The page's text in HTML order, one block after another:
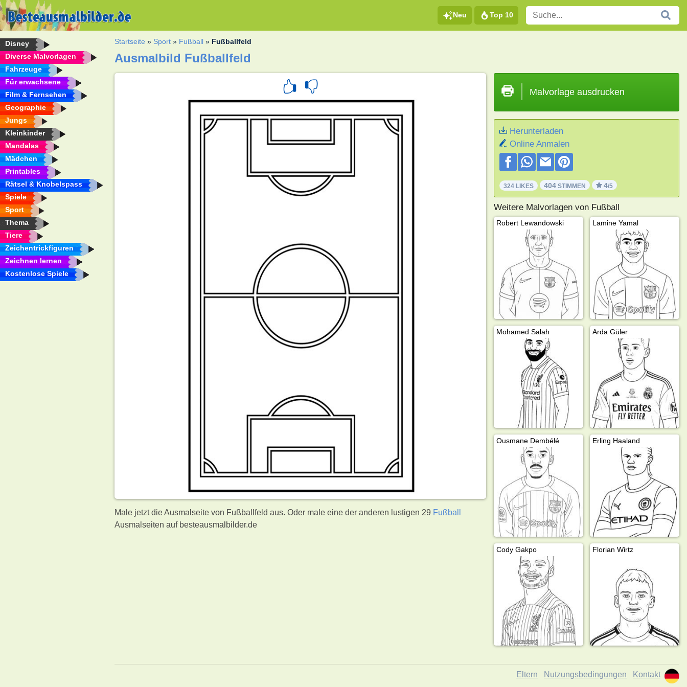
Neu Top 10
Disney
Diverse Malvorlagen
Fahrzeuge
Für erwachsene
Film & Fernsehen
Geographie
Jungs
Kleinkinder
Mandalas
Mädchen
Printables
Rätsel & Knobelspass
Spiele
Sport
Thema
Tiere
Zeichentrickfiguren
Zeichnen lernen
Kostenlose Spiele
Startseite » Sport » Fußball » Fußballfeld
Ausmalbild Fußballfeld
Male jetzt die Ausmalseite von Fußballfeld aus. Oder male eine der anderen lustigen 29 Fußball
Ausmalseiten auf besteausmalbilder.de
Malvorlage ausdrucken
Herunterladen
Online Anmalen
324 LIKES 404STIMMEN 4/5
Weitere Malvorlagen von Fußball
Robert Lewandowski Lamine Yamal
Mohamed Salah Arda Güler
Ousmane Dembélé Erling Haaland
Cody Gakpo Florian Wirtz
Eltern Nutzungsbedingungen Kontakt